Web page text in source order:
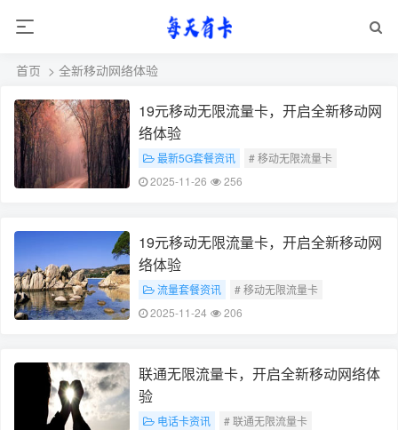
首页 > 全新移动网络体验
19元移动无限流量卡，开启全新移动网
络体验
最新5G套餐资讯
# 移动无限流量卡
# 全新移动网络体验
2025-11-26 256
19元移动无限流量卡，开启全新移动网
络体验
流量套餐资讯
# 移动无限流量卡
# 全新移动网络体验
2025-11-24 206
联通无限流量卡，开启全新移动网络体
验
电话卡资讯
# 联通无限流量卡